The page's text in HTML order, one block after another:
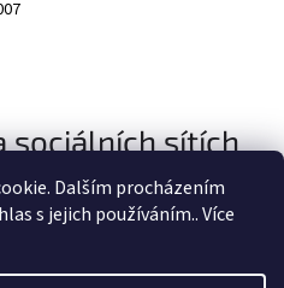
Dalším procházením
s jejich používáním.. Více
sociálních sítích